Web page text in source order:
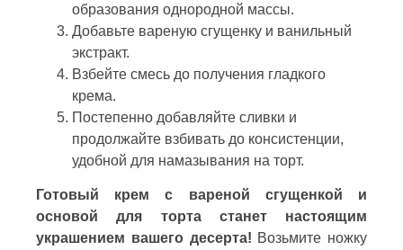
образования однородной массы.
Добавьте вареную сгущенку и ванильный
экстракт.
Взбейте смесь до получения гладкого
крема.
Постепенно добавляйте сливки и
продолжайте взбивать до консистенции,
удобной для намазывания на торт.
Готовый крем с вареной сгущенкой и
основой для торта станет настоящим
украшением вашего десерта! Возьмите ножку